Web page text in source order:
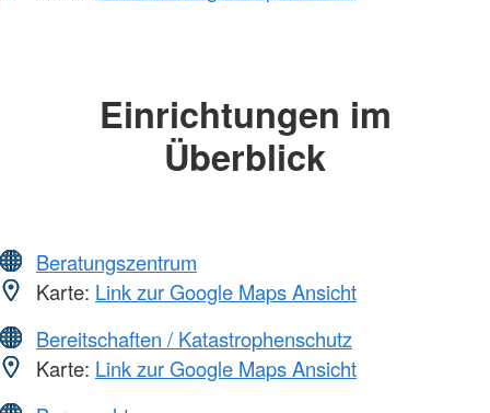
Einrichtungen im
Überblick
Beratungszentrum
Karte: Link zur Google Maps Ansicht
Bereitschaften / Katastrophenschutz
Karte: Link zur Google Maps Ansicht